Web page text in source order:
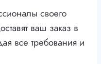
своего
ваш заказ в
все требования и